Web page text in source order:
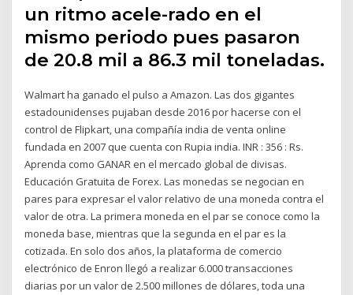
un ritmo acele-rado en el
mismo periodo pues pasaron
de 20.8 mil a 86.3 mil toneladas.
Walmart ha ganado el pulso a Amazon. Las dos gigantes
estadounidenses pujaban desde 2016 por hacerse con el
control de Flipkart, una compañía india de venta online
fundada en 2007 que cuenta con Rupia india. INR : 356 : Rs.
Aprenda como GANAR en el mercado global de divisas.
Educación Gratuita de Forex. Las monedas se negocian en
pares para expresar el valor relativo de una moneda contra el
valor de otra. La primera moneda en el par se conoce como la
moneda base, mientras que la segunda en el par es la
cotizada. En solo dos años, la plataforma de comercio
electrónico de Enron llegó a realizar 6.000 transacciones
diarias por un valor de 2.500 millones de dólares, toda una